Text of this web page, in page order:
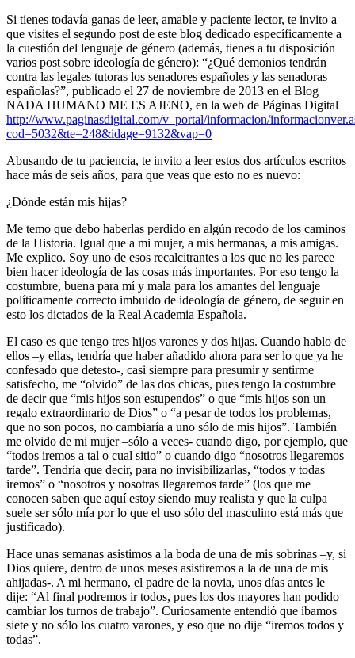
Si tienes todavía ganas de leer, amable y paciente lector, te invito a
que visites el segundo post de este blog dedicado específicamente a
la cuestión del lenguaje de género (además, tienes a tu disposición
varios post sobre ideología de género): “¿Qué demonios tendrán
contra las legales tutoras los senadores españoles y las senadoras
españolas?”, publicado el 27 de noviembre de 2013 en el Blog
NADA HUMANO ME ES AJENO, en la web de Páginas Digital
http://www.paginasdigital.com/v_portal/informacion/
cod=5032&te=248&idage=9132&vap=0
Abusando de tu paciencia, te invito a leer estos dos artículos escritos
hace más de seis años, para que veas que esto no es nuevo:
¿Dónde están mis hijas?
Me temo que debo haberlas perdido en algún recodo de los caminos
de la Historia. Igual que a mi mujer, a mis hermanas, a mis amigas.
Me explico. Soy uno de esos recalcitrantes a los que no les parece
bien hacer ideología de las cosas más importantes. Por eso tengo la
costumbre, buena para mí y mala para los amantes del lenguaje
políticamente correcto imbuido de ideología de género, de seguir en
esto los dictados de la Real Academia Española.
El caso es que tengo tres hijos varones y dos hijas. Cuando hablo de
ellos –y ellas, tendría que haber añadido ahora para ser lo que ya he
confesado que detesto-, casi siempre para presumir y sentirme
satisfecho, me “olvido” de las dos chicas, pues tengo la costumbre
de decir que “mis hijos son estupendos” o que “mis hijos son un
regalo extraordinario de Dios” o “a pesar de todos los problemas,
que no son pocos, no cambiaría a uno sólo de mis hijos”. También
me olvido de mi mujer –sólo a veces- cuando digo, por ejemplo, que
“todos iremos a tal o cual sitio” o cuando digo “nosotros llegaremos
tarde”. Tendría que decir, para no invisibilizarlas, “todos y todas
iremos” o “nosotros y nosotras llegaremos tarde” (los que me
conocen saben que aquí estoy siendo muy realista y que la culpa
suele ser sólo mía por lo que el uso sólo del masculino está más que
justificado).
Hace unas semanas asistimos a la boda de una de mis sobrinas –y, si
Dios quiere, dentro de unos meses asistiremos a la de una de mis
ahijadas-. A mi hermano, el padre de la novia, unos días antes le
dije: “Al final podremos ir todos, pues los dos mayores han podido
cambiar los turnos de trabajo”. Curiosamente entendió que íbamos
siete y no sólo los cuatro varones, y eso que no dije “iremos todos y
todas”.